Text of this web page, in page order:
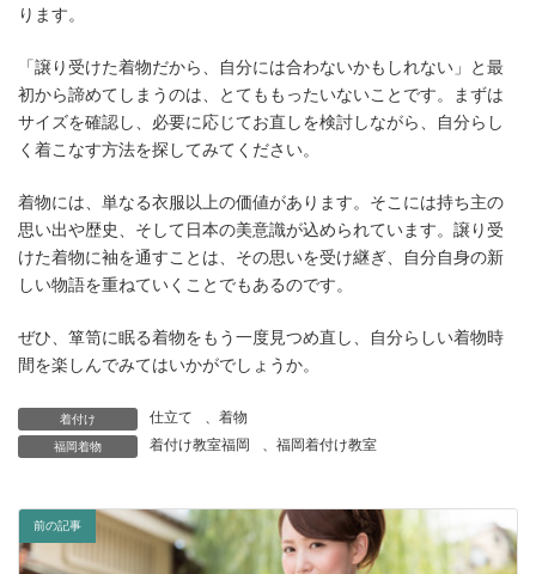
ります。
「譲り受けた着物だから、自分には合わないかもしれない」と最
初から諦めてしまうのは、とてももったいないことです。まずは
サイズを確認し、必要に応じてお直しを検討しながら、自分らし
く着こなす方法を探してみてください。
着物には、単なる衣服以上の価値があります。そこには持ち主の
思い出や歴史、そして日本の美意識が込められています。譲り受
けた着物に袖を通すことは、その思いを受け継ぎ、自分自身の新
しい物語を重ねていくことでもあるのです。
ぜひ、箪笥に眠る着物をもう一度見つめ直し、自分らしい着物時
間を楽しんでみてはいかがでしょうか。
着付け 仕立て 、 着物
福岡着物 着付け教室福岡 福岡着付け教室
前の記事